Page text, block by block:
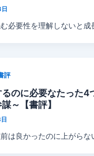
必要性を理解しないと
評
のに必要なたった4
～【書評】
は良かったのに上がらな